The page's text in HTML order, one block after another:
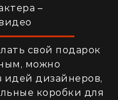
–
свой подарок
можно
идей дизайнеров,
коробки для